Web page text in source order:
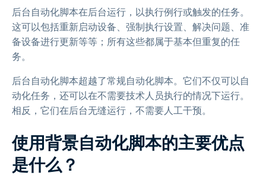
后台自动化脚本在后台运行，以执行例行或触发的任务。
这可以包括重新启动设备、强制执行设置、解决问题、准
备设备进行更新等等；所有这些都属于基本但重复的任
务。
后台自动化脚本超越了常规自动化脚本。它们不仅可以自
动化任务，还可以在不需要技术人员执行的情况下运行。
相反，它们在后台无缝运行，不需要人工干预。
使用背景自动化脚本的主要优点
是什么？